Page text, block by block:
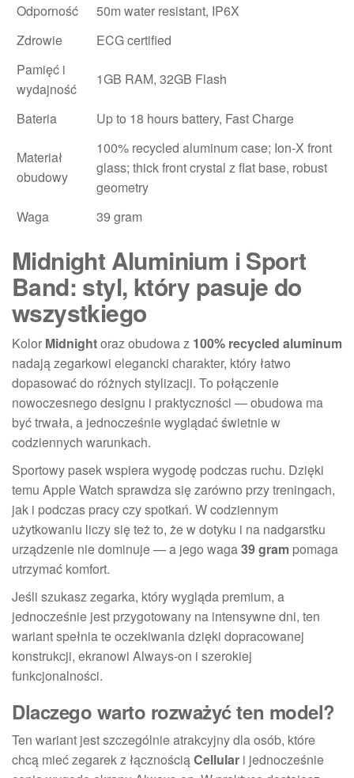
Odporność
50m water resistant, IP6X
Zdrowie
ECG certified
Pamięć i
wydajność
1GB RAM, 32GB Flash
Bateria Up to 18 hours battery, Fast Charge
Materiał
obudowy
100% recycled aluminum case; Ion‑X front
glass; thick front crystal z flat base, robust
geometry
Waga
39 gram
Midnight Aluminium i Sport
Band: styl, który pasuje do
wszystkiego
Kolor Midnightoraz obudowa z 100% recycled aluminum
nadają zegarkowi elegancki charakter, który łatwo
dopasować do różnych stylizacji. To połączenie
nowoczesnego designu i praktyczności — obudowa ma
być trwała, a jednocześnie wyglądać świetnie w
codziennych warunkach.
Sportowy pasek wspiera wygodę podczas ruchu. Dzięki
temu Apple Watch sprawdza się zarówno przy treningach,
jak i podczas pracy czy spotkań. W codziennym
użytkowaniu liczy się też to, że w dotyku i na nadgarstku
urządzenie nie dominuje — a jego waga39 gram pomaga
utrzymać komfort.
Jeśli szukasz zegarka, który wygląda premium, a
jednocześnie jest przygotowany na intensywne dni, ten
wariant spełnia te oczekiwania dzięki dopracowanej
konstrukcji, ekranowi Always-on i szerokiej
funkcjonalności.
Dlaczego warto rozważyć ten model?
Ten wariant jest szczególnie atrakcyjny dla osób, które
chcą mieć zegarek z łącznościąCellular i jednocześnie